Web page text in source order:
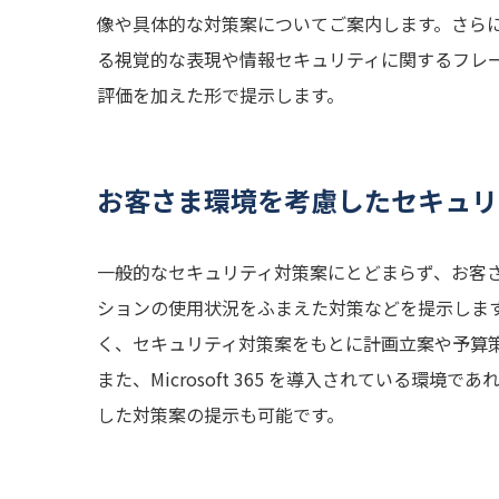
像や具体的な対策案についてご案内します。さら
る視覚的な表現や情報セキュリティに関するフ
評価を加えた形で提示します。
お客さま環境を考慮したセキュ
一般的なセキュリティ対策案にとどまらず、お客
ションの使用状況をふまえた対策などを提示しま
く、セキュリティ対策案をもとに計画立案や予算
また、Microsoft 365 を導入されている環境であ
した対策案の提示も可能です。